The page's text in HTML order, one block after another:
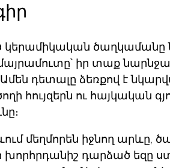
կերամիկական ծաղկամանը
մայրամուտը՝ իր տաք
դետալը ձեռքով է
հույզերն ու հայկական
մեղմորեն իջնող արևը,
դարձած եզը